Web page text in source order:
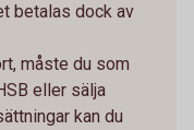
betalas dock av
måste du som
eller sälja
kan du